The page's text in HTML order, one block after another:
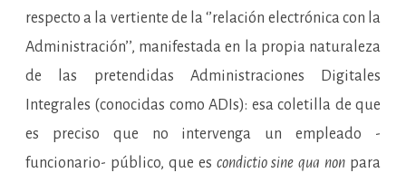
respecto a la vertiente de la ‘’relación electrónica con la
Administración’’, manifestada en la propia naturaleza
de las pretendidas Administraciones Digitales
Integrales (conocidas como ADIs): esa coletilla de que
es preciso que no intervenga un empleado -
funcionario- público, que es condictio sine qua non para